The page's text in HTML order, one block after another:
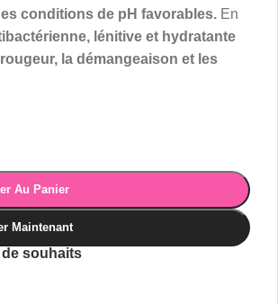
conditions de pH favorables. En
lénitive et hydratante
la démangeaison et les
Au Panier
Maintenant
souhaits